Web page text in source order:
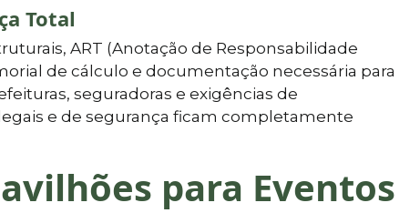
Total
ART (Anotação de Responsabilidade
de cálculo e documentação necessária para
seguradoras e exigências de
e de segurança ficam completamente
para Eventos